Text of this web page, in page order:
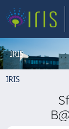
IRIS
IRIS